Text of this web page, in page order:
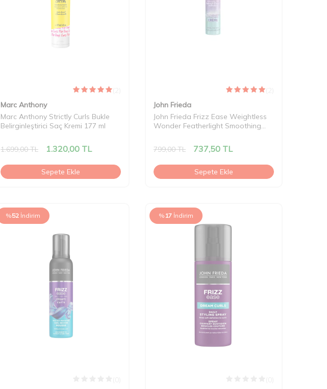
(2)
Marc Anthony
Marc Anthony Strictly Curls Bukle
Belirginleştirici Saç Kremi 177 ml
1.699,00TL 1.320,00TL
Sepete Ekle
(2)
John Frieda
John Frieda Frizz Ease Weightless
Wonder Featherlight Smoothing
799,00TL 737,50TL
Sepete Ekle
%52 İndirim % 17 İndirim